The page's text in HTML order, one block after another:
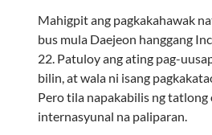
Mahigpit ang pagkakahawak
bus mula Daejeon hanggang
22. Patuloy ang ating pag-
bilin, at wala ni isang
Pero tila napakabilis ng
internasyunal na paliparan.